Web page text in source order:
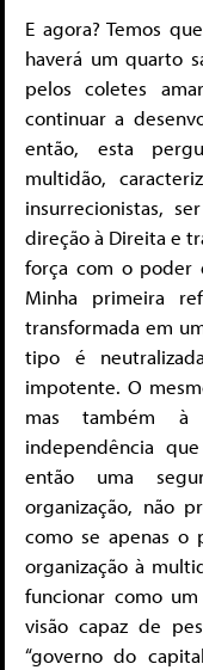
E agora? Temos
haverá um quarto
pelos coletes
continuar a
então, esta
multidão,
insurrecionistas,
direção à Direita e
força com o poder
Minha primeira
transformada em
tipo é
impotente. O
mas também à
independência
então uma
organização, não
como se apenas o
organização à
funcionar como
visão capaz de
“governo do